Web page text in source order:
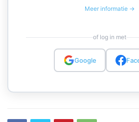
Meer informatie →
of log in met
Google